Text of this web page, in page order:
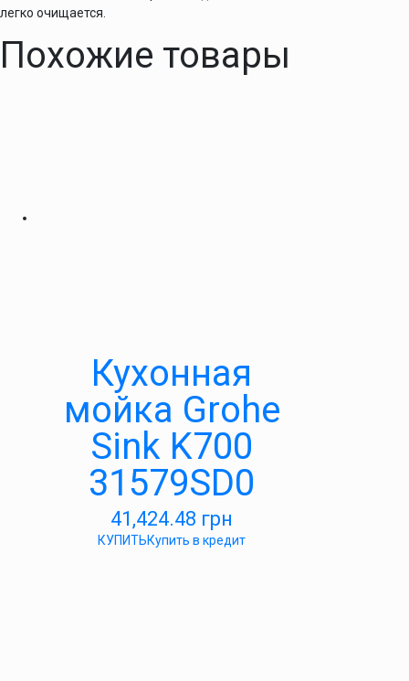
легко очищается.
Похожие товары
Кухонная
мойка Grohe
Sink K700
31579SD0
41,424.48 грн
КУПИТЬКупить в кредит